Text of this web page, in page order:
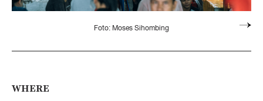
Foto: Moses Sihombing
WHERE